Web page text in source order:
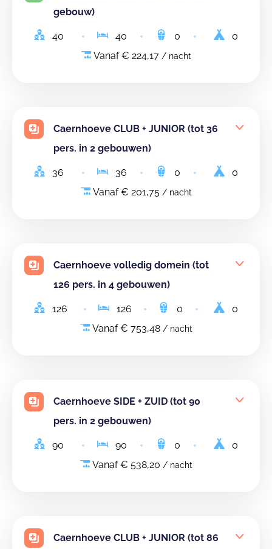
gebouw)
40 40 0
0
Vanaf € 224,17 / nacht
Caernhoeve CLUB + JUNIOR (tot 36
pers. in 2 gebouwen)
36 36 0
0
Vanaf € 201,75 / nacht
Caernhoeve volledig domein (tot
126 pers. in 4 gebouwen)
126 126 0
0
Vanaf € 753,48 / nacht
Caernhoeve SIDE + ZUID (tot 90
pers. in 2 gebouwen)
90 90 0
0
Vanaf € 538,20 / nacht
Caernhoeve CLUB + JUNIOR (tot 86